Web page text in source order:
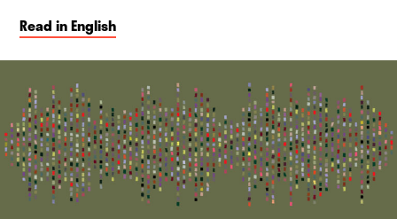
Read in English